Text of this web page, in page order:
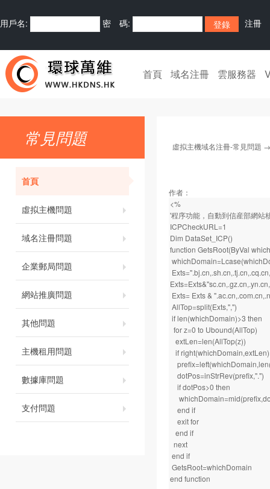
用戶名: 密 碼: 注冊
首頁 域名注冊 雲服務器
常見問題
首頁
虛拟主機問題
域名注冊問題
企業郵局問題
網站推廣問題
其他問題
主機租用問題
數據庫問題
支付問題
虛拟主機域名注冊-常見問題
作者：
<%
'程序功能，自動到信産部網站
ICPCheckURL=1
Dim DataSet_ICP()
function GetsRoot(ByVal
Exts= Exts &
AllTop=split(Exts,",")
if len(whichDomain)>3 then
for z=0 to Ubound(AllTop)
extLen=len(AllTop(z))
if
dotPos=inStrRev(prefix,".")
if dotPos>0 then
end if
exit for
end if
next
end if
GetsRoot=whichDomain
end function